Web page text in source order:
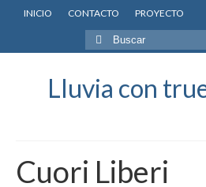
INICIO CONTACTO PROYECTO
Buscar
por:
Lluvia con
Cuori Liberi